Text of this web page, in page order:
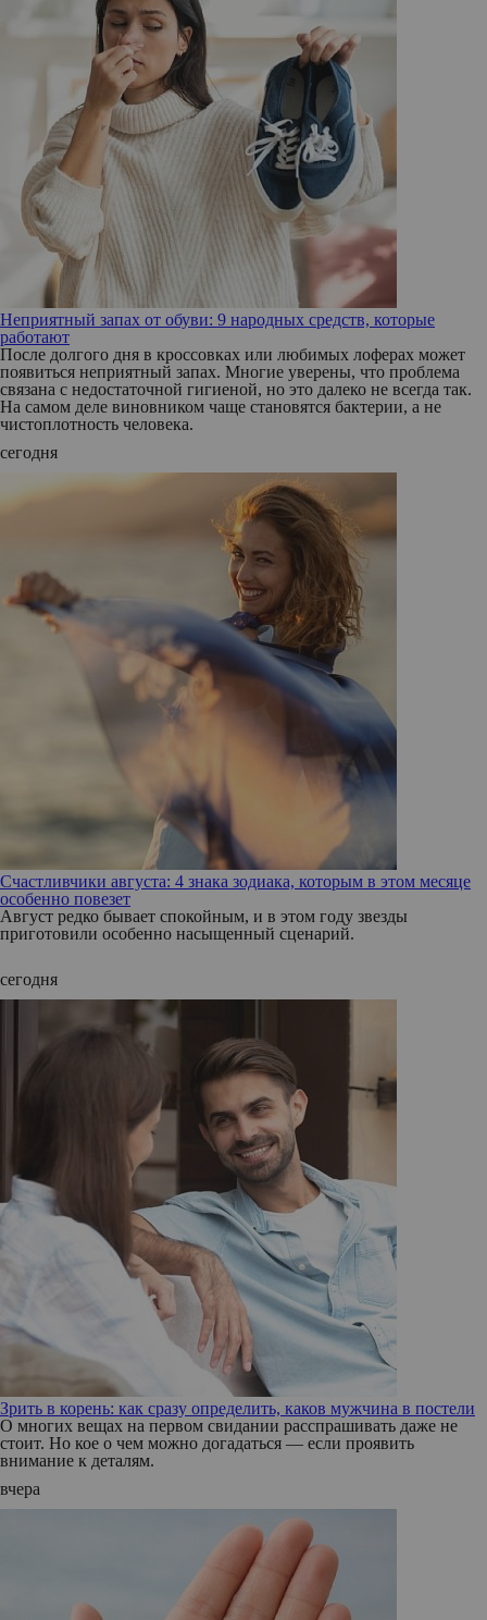
Неприятный запах от обуви: 9 народных средств, которые
работают
После долгого дня в кроссовках или любимых лоферах может
появиться неприятный запах. Многие уверены, что проблема
связана с недостаточной гигиеной, но это далеко не всегда так.
На самом деле виновником чаще становятся бактерии, а не
чистоплотность человека.
сегодня
Счастливчики августа: 4 знака зодиака, которым в этом месяце
особенно повезет
Август редко бывает спокойным, и в этом году звезды
приготовили особенно насыщенный сценарий.
сегодня
Зрить в корень: как сразу определить, каков мужчина в постели
О многих вещах на первом свидании расспрашивать даже не
стоит. Но кое о чем можно догадаться — если проявить
внимание к деталям.
вчера